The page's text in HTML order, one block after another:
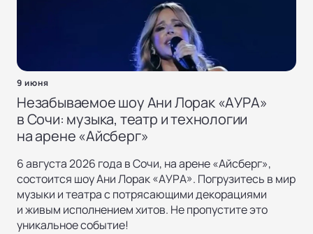
9 июня
Незабываемое шоу Ани Лорак «АУРА»
в Сочи: музыка, театр и технологии
на арене «Айсберг»
6 августа 2026 года в Сочи, на арене «Айсберг»,
состоится шоу Ани Лорак «АУРА». Погрузитесь в мир
музыки и театра с потрясающими декорациями
и живым исполнением хитов. Не пропустите это
уникальное событие!